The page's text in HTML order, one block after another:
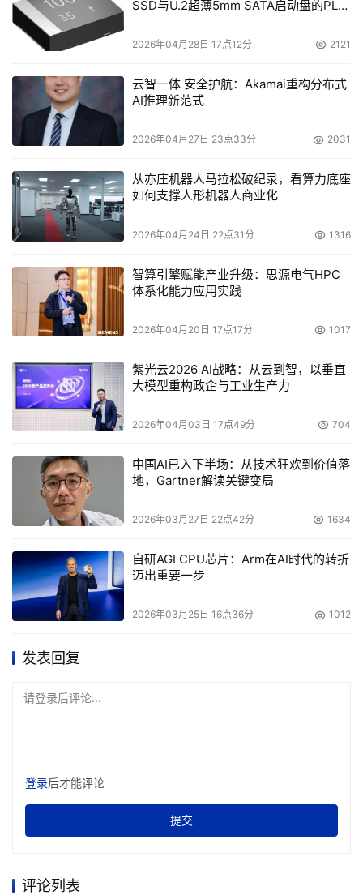
爱普生激光超短焦家庭影院方案
观赏完高清高亮投影方案带来的优秀体验之后，爱
创新的超短焦投影技术为家庭娱乐带来的变革。在此方
案中，采用了拥有超短焦设计的爱普生CH-LS100，TA
能够实现更短的投影距离，无需用户进行复杂的布线安
CH-LS100还可以投射最大130英寸高清巨幕，无论是看
电影、体育赛事还是玩游戏，都能够让你和家人朋友一
起领略震撼的画面效果。
在诸多家庭投影解决方案齐聚展会之外，爱普生
CH-TW5400、CH-TW6300家庭影院投影机和BT-300智
的无穷魅力。
SSD与U.2超薄5mm SATA启动盘的PLP
2026年04月28日 17点12分 2121
云智一体 安全护航：Akamai重构分布式
AI推理新范式
2026年04月27日 23点33分 2031
从亦庄机器人马拉松破纪录，看算力底座
如何支撑人形机器人商业化
2026年04月24日 22点31分 1316
智算引擎赋能产业升级：思源电气HPC
体系化能力应用实践
2026年04月20日 17点17分 1017
紫光云2026 AI战略：从云到智，以垂直
大模型重构政企与工业生产力
2026年04月03日 17点49分 704
中国AI已入下半场：从技术狂欢到价值落
地，Gartner解读关键变局
2026年03月27日 22点42分 1634
自研AGI CPU芯片：Arm在AI时代的转折
迈出重要一步
2026年03月25日 16点36分 1012
发表回复
请登录后评论...
登录后才能评论
提交
评论列表